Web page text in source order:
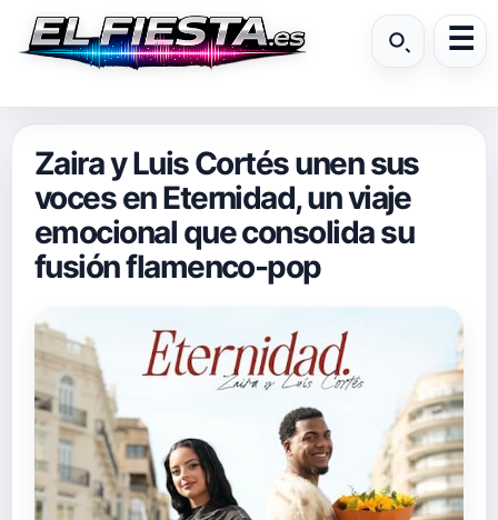
Zaira y Luis Cortés unen sus
voces en Eternidad, un viaje
emocional que consolida su
fusión flamenco-pop